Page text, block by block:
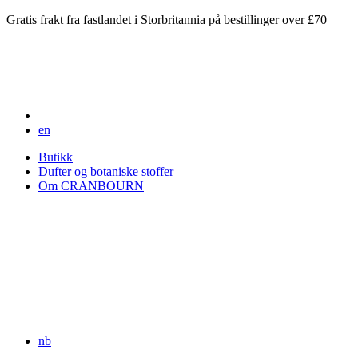
Gratis frakt fra fastlandet i Storbritannia på bestillinger over £70
en
Butikk
Dufter og botaniske stoffer
Om CRANBOURN
nb